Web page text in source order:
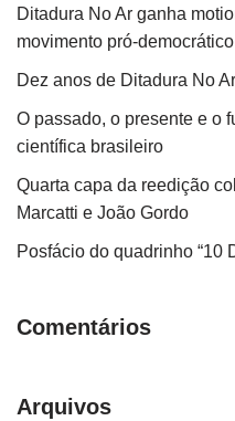
Ditadura No Ar ganha
movimento pró-democrático
Dez anos de Ditadura No Ar
O passado, o presente e o
científica brasileiro
Quarta capa da reedição
Marcatti e João Gordo
Posfácio do quadrinho “10
Comentários
Arquivos